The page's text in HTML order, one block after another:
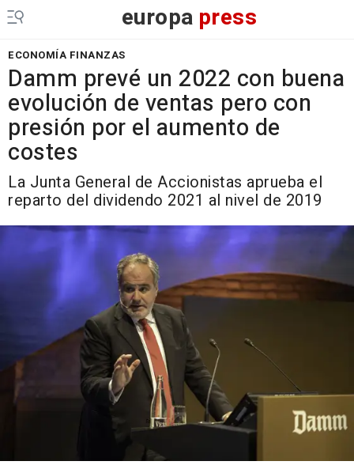
europa press
ECONOMÍA FINANZAS
Damm prevé un 2022 con buena
evolución de ventas pero con
presión por el aumento de
costes
La Junta General de Accionistas aprueba el
reparto del dividendo 2021 al nivel de 2019